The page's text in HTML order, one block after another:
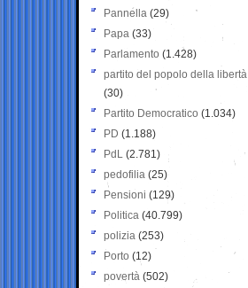
Pannella (29)
Papa (33)
Parlamento (1.428)
partito del popolo della libertà
(30)
Partito Democratico (1.034)
PD (1.188)
PdL (2.781)
pedofilia (25)
Pensioni (129)
Politica (40.799)
polizia (253)
Porto (12)
povertà (502)